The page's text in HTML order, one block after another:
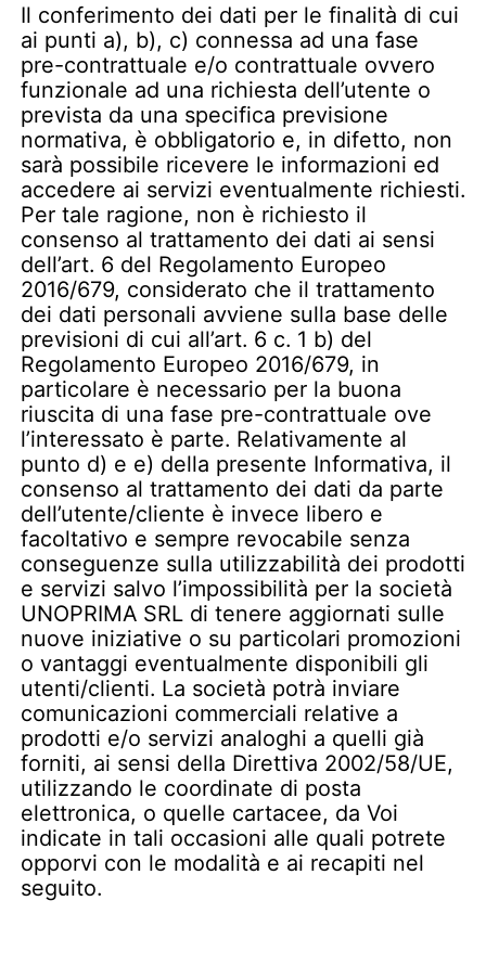
Il conferimento dei dati per le finalità di cui
ai punti a), b), c) connessa ad una fase
pre-contrattuale e/o contrattuale ovvero
funzionale ad una richiesta dell’utente o
prevista da una specifica previsione
normativa, è obbligatorio e, in difetto, non
sarà possibile ricevere le informazioni ed
accedere ai servizi eventualmente richiesti.
Per tale ragione, non è richiesto il
consenso al trattamento dei dati ai sensi
dell’art. 6 del Regolamento Europeo
2016/679, considerato che il trattamento
dei dati personali avviene sulla base delle
previsioni di cui all’art. 6 c. 1 b) del
Regolamento Europeo 2016/679, in
particolare è necessario per la buona
riuscita di una fase pre-contrattuale ove
l’interessato è parte. Relativamente al
punto d) e e) della presente Informativa, il
consenso al trattamento dei dati da parte
dell’utente/cliente è invece libero e
facoltativo e sempre revocabile senza
conseguenze sulla utilizzabilità dei prodotti
e servizi salvo l’impossibilità per la società
UNOPRIMA SRL di tenere aggiornati sulle
nuove iniziative o su particolari promozioni
o vantaggi eventualmente disponibili gli
utenti/clienti. La società potrà inviare
comunicazioni commerciali relative a
prodotti e/o servizi analoghi a quelli già
forniti, ai sensi della Direttiva 2002/58/UE,
utilizzando le coordinate di posta
elettronica, o quelle cartacee, da Voi
indicate in tali occasioni alle quali potrete
opporvi con le modalità e ai recapiti nel
seguito.